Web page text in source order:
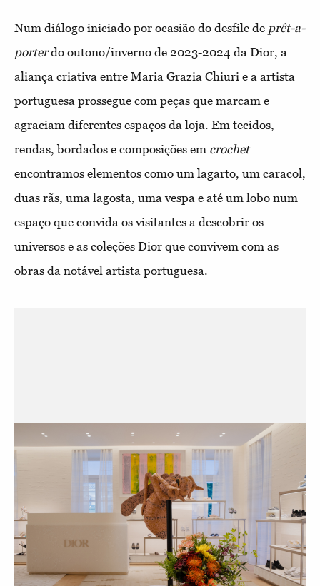
Num diálogo iniciado por ocasião do desfile de prêt-a-
porterdo outono/inverno de 2023-2024 da Dior, a
aliança criativa entre Maria Grazia Chiuri e a artista
portuguesa prossegue com peças que marcam e
agraciam diferentes espaços da loja. Em tecidos,
rendas, bordados e composições em crochet
encontramos elementos como um lagarto, um caracol,
duas rãs, uma lagosta, uma vespa e até um lobo num
espaço que convida os visitantes a descobrir os
universos e as coleções Dior que convivem com as
obras da notável artista portuguesa.